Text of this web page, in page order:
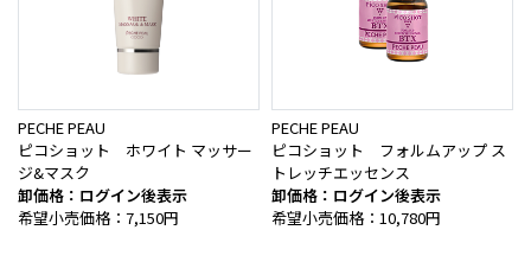
PECHE PEAU
ピコショット ホワイト マッサー
ジ&マスク
卸価格：ログイン後表示
希望小売価格：7,150円
PECHE PEAU
ピコショット フォルムアップ ス
トレッチエッセンス
卸価格：ログイン後表示
希望小売価格：10,780円